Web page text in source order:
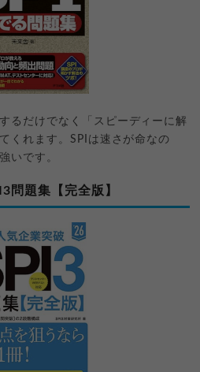
るだけでなく「スピーディーに解
くれます。SPIは速さが命なの
いです。
問題集【完全版】